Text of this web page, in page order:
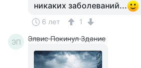
никаких заболеваний...
6 лет 1
ЭП Элвис Покинул Здание